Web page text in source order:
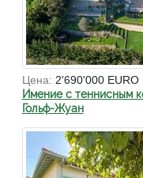
Цена: 2'690'000 EURO
Имение с теннисным
Гольф-Жуан